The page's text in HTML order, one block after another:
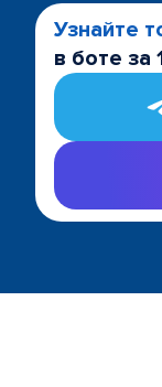
Узнайте
в боте за